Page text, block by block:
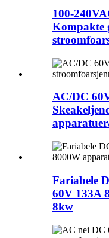
100-
Kompakte
AC/DC
Fariabele
60V 133A
8kw